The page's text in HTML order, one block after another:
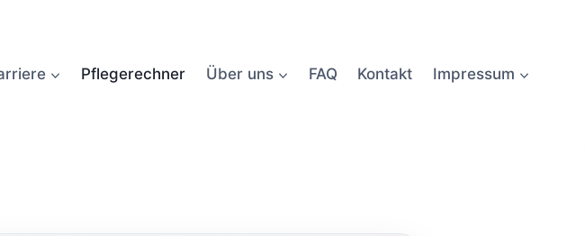
Pflegerechner Über uns FAQ Kontakt Impressum